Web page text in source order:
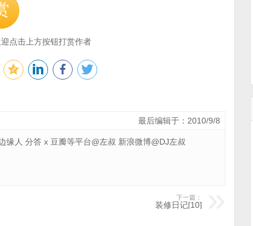
点击上方按钮打赏作者
最后编辑于：2010/9/8
缘人 分答 x 豆瓣等平台@左叔 新浪微博@DJ左叔
下一篇：
装修日记[10]